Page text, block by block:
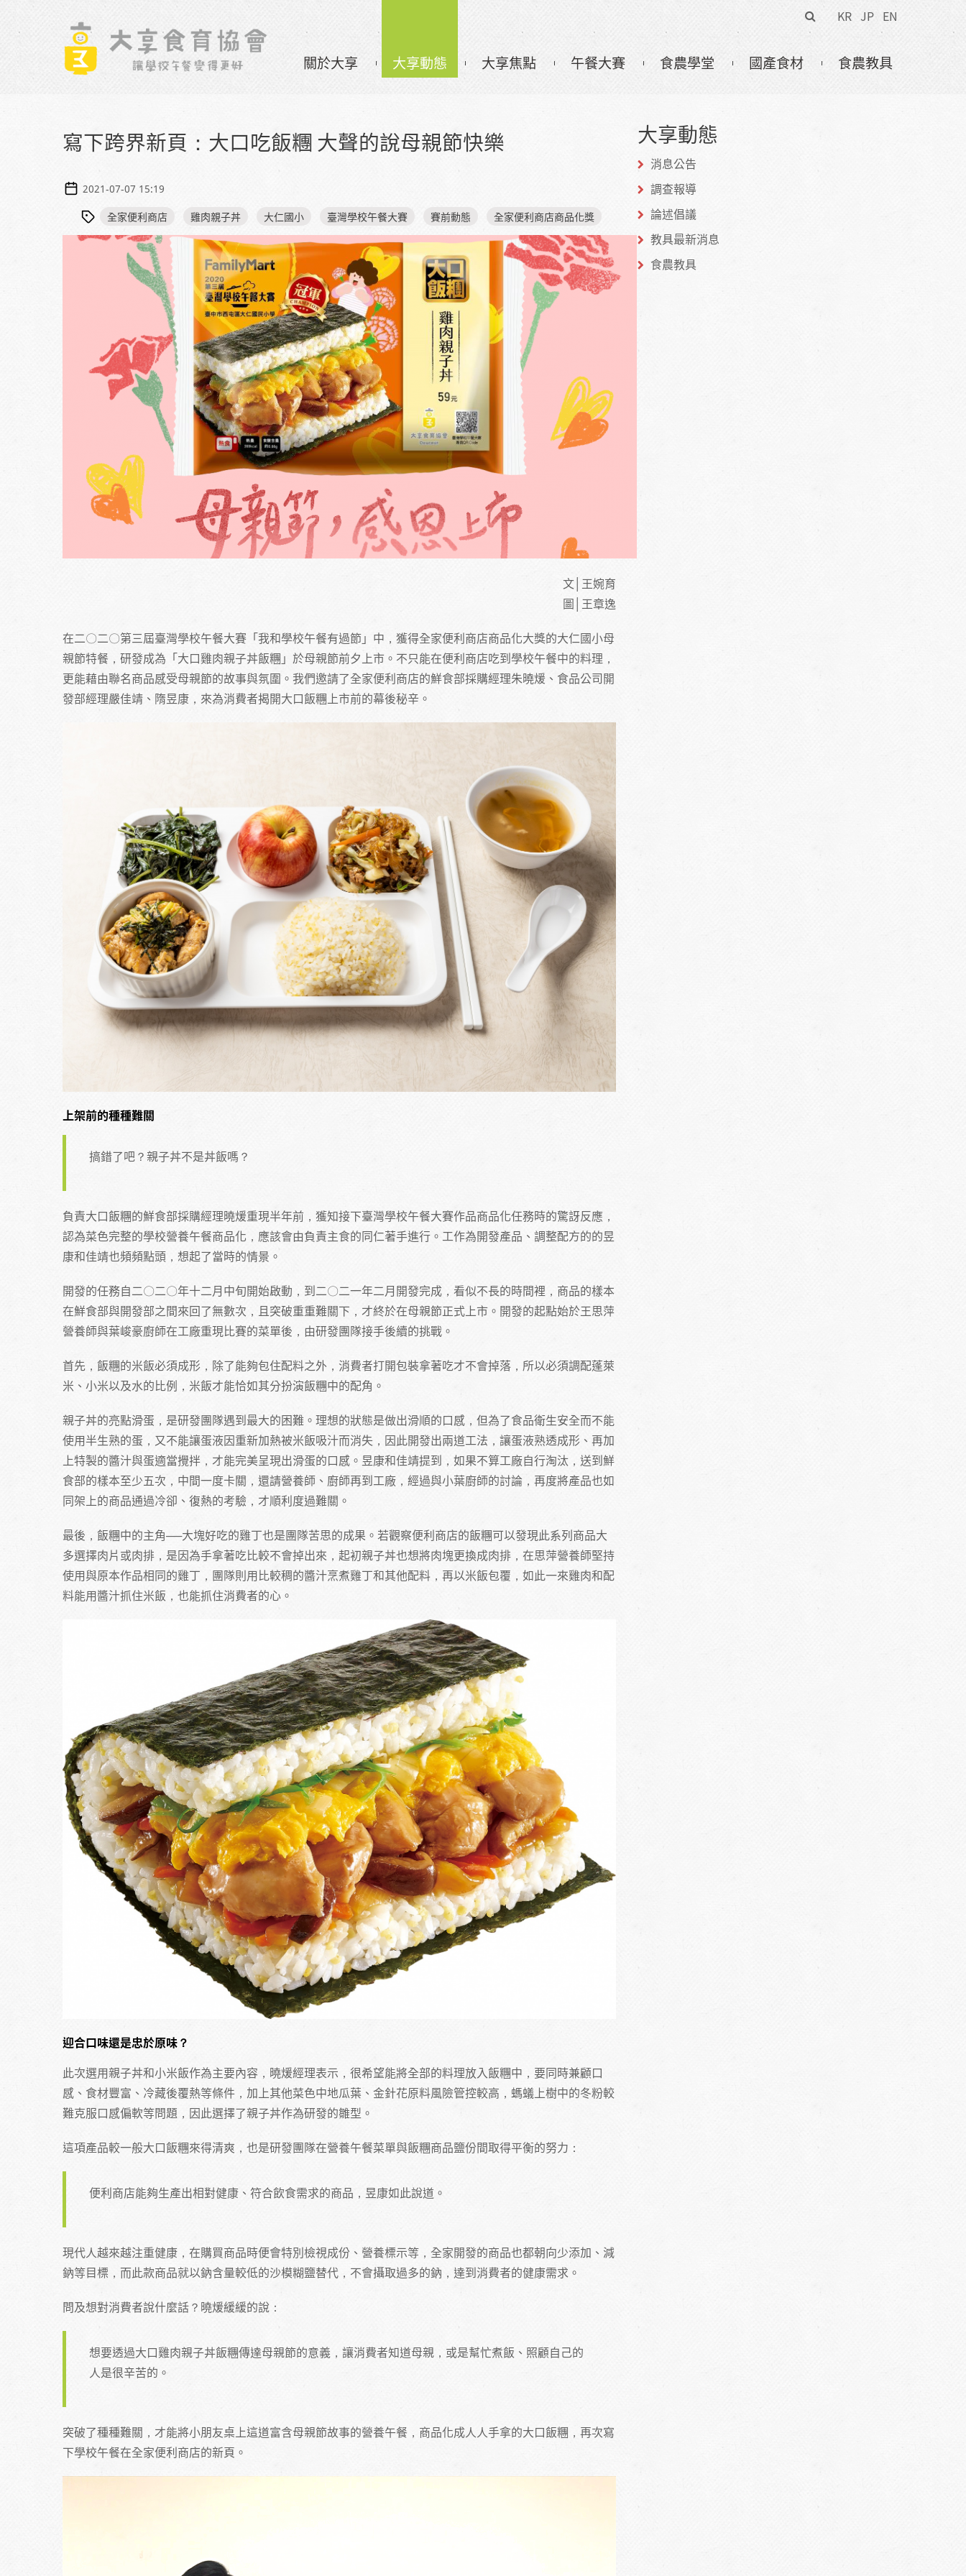
KR JP EN
搜
尋
表
單
關於大享 大享動態 大享焦點 午餐大賽 食農學堂 國產食材 食農教具
寫下跨界新頁：大口吃飯糰 大聲的說母親節快樂
2021-07-07 15:19
全家便利商店 雞肉親子丼 大仁國小 臺灣學校午餐大賽 賽前動態 全家便利商店商品化獎
文│王婉育
圖│王章逸
在二〇二〇第三屆臺灣學校午餐大賽「我和學校午餐有過節」中，獲得全家便利商店商品化大獎的大仁國小母
親節特餐，研發成為「大口雞肉親子丼飯糰」於母親節前夕上市。不只能在便利商店吃到學校午餐中的料理，
更能藉由聯名商品感受母親節的故事與氛圍。我們邀請了全家便利商店的鮮食部採購經理朱曉煖、食品公司開
發部經理嚴佳靖、隋昱康，來為消費者揭開大口飯糰上市前的幕後秘辛。
上架前的種種難關
搞錯了吧？親子丼不是丼飯嗎？
負責大口飯糰的鮮食部採購經理曉煖重現半年前，獲知接下臺灣學校午餐大賽作品商品化任務時的驚訝反應，
認為菜色完整的學校營養午餐商品化，應該會由負責主食的同仁著手進行。工作為開發產品、調整配方的的昱
康和佳靖也頻頻點頭，想起了當時的情景。
開發的任務自二〇二〇年十二月中旬開始啟動，到二〇二一年二月開發完成，看似不長的時間裡，商品的樣本
在鮮食部與開發部之間來回了無數次，且突破重重難關下，才終於在母親節正式上市。開發的起點始於王思萍
營養師與葉峻豪廚師在工廠重現比賽的菜單後，由研發團隊接手後續的挑戰。
首先，飯糰的米飯必須成形，除了能夠包住配料之外，消費者打開包裝拿著吃才不會掉落，所以必須調配蓬萊
米、小米以及水的比例，米飯才能恰如其分扮演飯糰中的配角。
親子丼的亮點滑蛋，是研發團隊遇到最大的困難。理想的狀態是做出滑順的口感，但為了食品衛生安全而不能
使用半生熟的蛋，又不能讓蛋液因重新加熱被米飯吸汁而消失，因此開發出兩道工法，讓蛋液熟透成形、再加
上特製的醬汁與蛋適當攪拌，才能完美呈現出滑蛋的口感。昱康和佳靖提到，如果不算工廠自行淘汰，送到鮮
食部的樣本至少五次，中間一度卡關，還請營養師、廚師再到工廠，經過與小葉廚師的討論，再度將產品也如
同架上的商品通過冷卻、復熱的考驗，才順利度過難關。
最後，飯糰中的主角──大塊好吃的雞丁也是團隊苦思的成果。若觀察便利商店的飯糰可以發現此系列商品大
多選擇肉片或肉排，是因為手拿著吃比較不會掉出來，起初親子丼也想將肉塊更換成肉排，在思萍營養師堅持
使用與原本作品相同的雞丁，團隊則用比較稠的醬汁烹煮雞丁和其他配料，再以米飯包覆，如此一來雞肉和配
料能用醬汁抓住米飯，也能抓住消費者的心。
迎合口味還是忠於原味？
此次選用親子丼和小米飯作為主要內容，曉煖經理表示，很希望能將全部的料理放入飯糰中，要同時兼顧口
感、食材豐富、冷藏後覆熱等條件，加上其他菜色中地瓜葉、金針花原料風險管控較高，螞蟻上樹中的冬粉較
難克服口感偏軟等問題，因此選擇了親子丼作為研發的雛型。
這項產品較一般大口飯糰來得清爽，也是研發團隊在營養午餐菜單與飯糰商品鹽份間取得平衡的努力：
便利商店能夠生產出相對健康、符合飲食需求的商品，昱康如此說道。
現代人越來越注重健康，在購買商品時便會特別檢視成份、營養標示等，全家開發的商品也都朝向少添加、減
鈉等目標，而此款商品就以鈉含量較低的沙模糊鹽替代，不會攝取過多的鈉，達到消費者的健康需求。
問及想對消費者說什麼話？曉煖緩緩的說：
想要透過大口雞肉親子丼飯糰傳達母親節的意義，讓消費者知道母親，或是幫忙煮飯、照顧自己的
人是很辛苦的。
突破了種種難關，才能將小朋友桌上這道富含母親節故事的營養午餐，商品化成人人手拿的大口飯糰，再次寫
下學校午餐在全家便利商店的新頁。
大享動態
消息公告
調查報導
論述倡議
教具最新消息
食農教具